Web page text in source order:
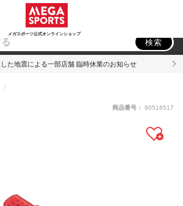
メガスポーツ公式オンラインショップ
ウトドア
検索
た地震による一部店舗 臨時休業のお知らせ
商品番号： 80518517